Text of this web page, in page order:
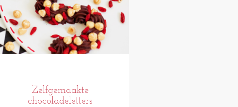
Zelfgemaakte
chocoladeletters